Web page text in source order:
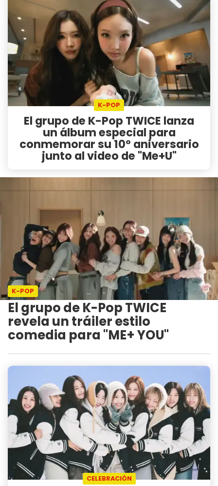
K-POP
El grupo de K-Pop TWICE lanza
un álbum especial para
conmemorar su 10º aniversario
junto al video de "Me+U"
K-POP
El grupo de K-Pop TWICE
revela un tráiler estilo
comedia para "ME+ YOU"
CELEBRACIÓN